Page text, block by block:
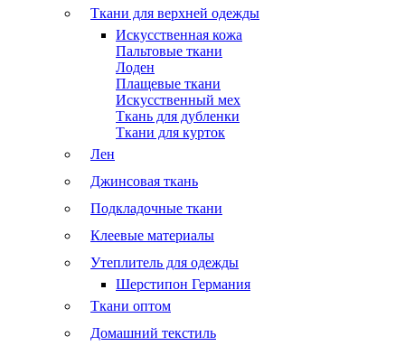
Ткани для верхней одежды
Искусственная кожа
Пальтовые ткани
Лоден
Плащевые ткани
Искусственный мех
Ткань для дубленки
Ткани для курток
Лен
Джинсовая ткань
Подкладочные ткани
Клеевые материалы
Утеплитель для одежды
Шерстипон Германия
Ткани оптом
Домашний текстиль